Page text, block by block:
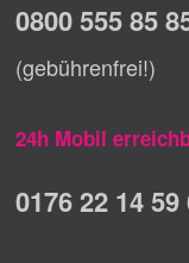
0800 555 85
(gebührenfrei!)
24h Mobil
0176 22 14 59